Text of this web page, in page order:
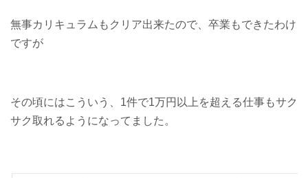
無事カリキュラムもクリア出来たので、卒業もできたわけ
ですが
その頃にはこういう、1件で1万円以上を超える仕事もサク
サク取れるようになってました。